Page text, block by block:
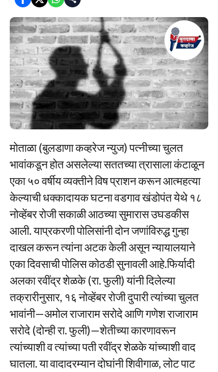
मोताळा (बुलडाणा कव्हरेज न्युज) पत्नीच्या चुलत
भावांकडून होत असलेल्या सततच्या त्रासाला कंटाळून
एका ५० वर्षीय व्यक्तीने विष प्राशन करून आत्महत्या
केल्याची धक्कादायक घटना वडगाव खंडोपंत येथे १८
नोव्हेंबर रोजी सकाळी आठच्या सुमारास उघडकीस
आली. याप्रकरणी पोलिसांनी दोन जणांविरुद्ध गुन्हा
दाखल करून त्यांना अटक केली असून न्यायालयाने
एका दिवसाची पोलिस कोठडी सुनावली आहे.फिर्यादी
अलका रवींद्र शेळके (रा. फुली) यांनी दिलेल्या
तक्रारीनुसार, १६ नोव्हेंबर रोजी दुपारी त्यांच्या चुलत
भावांनी—अमोल राजाराम सरोदे आणि गणेश राजाराम
सरोदे (दोन्ही रा. फुली)—शेतीच्या कारणावरून
त्यांच्याशी व त्यांच्या पती रवींद्र शेळके यांच्याशी वाद
घातला. या वादादरम्यान दोघांनी शिवीगाळ, लोट पाट